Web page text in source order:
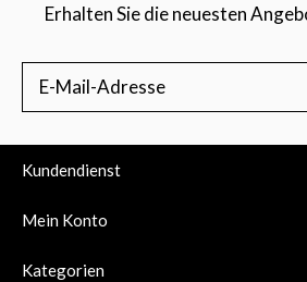
Erhalten Sie die neuesten
Kundendienst
Mein Konto
Kategorien